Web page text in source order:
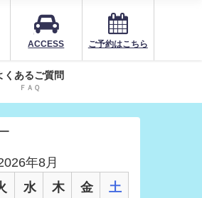
ACCESS ご予約はこちら
くあるご質問
ＦＡＱ
年8月
水 木 金 土